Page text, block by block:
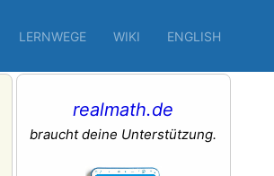
LERNWEGE WIKI ENGLISH
realmath.de
braucht deine Unterstützung.